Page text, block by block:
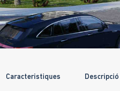
Caracteristiques Descripció